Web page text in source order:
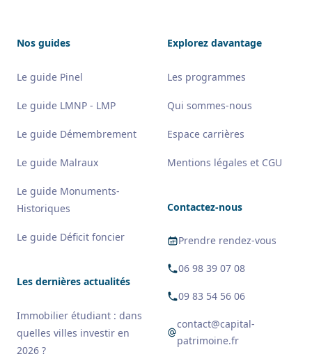
Nos guides
Le guide Pinel
Le guide LMNP - LMP
Le guide Démembrement
Le guide Malraux
Le guide Monuments-
Historiques
Le guide Déficit foncier
Les dernières actualités
Immobilier étudiant : dans
quelles villes investir en
2026 ?
Explorez davantage
Les programmes
Qui sommes-nous
Espace carrières
Mentions légales et CGU
Contactez-nous
Prendre rendez-vous
06 98 39 07 08
09 83 54 56 06
contact@capital-
patrimoine.fr